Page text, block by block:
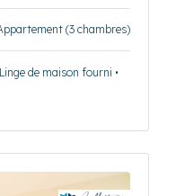
(3 chambres)
de maison fourni •